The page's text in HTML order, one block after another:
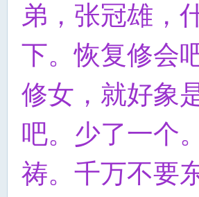
弟，张冠雄，
下。恢复修会
修女，就好象
吧。少了一个
祷。千万不要